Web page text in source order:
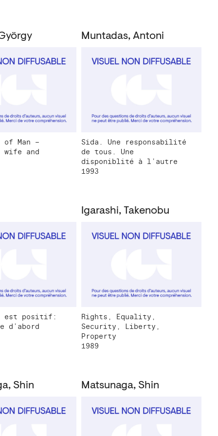
of Man –
wife and
Muntadas, Antoni
Sida. Une responsabilité
de tous. Une
disponiblité à l’autre
1993
est positif:
d’abord
Igarashi, Takenobu
Rights, Equality,
Security, Liberty,
Property
1989
Shin Matsunaga, Shin